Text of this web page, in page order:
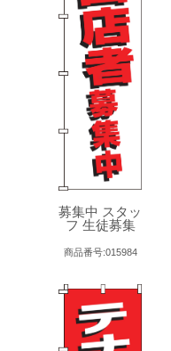
募集中 スタッ
フ 生徒募集
商品番号:015984